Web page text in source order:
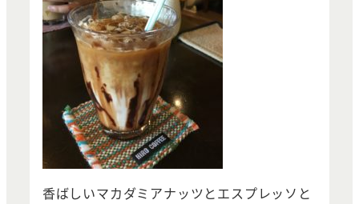
香ばしいマカダミアナッツとエスプレッソと